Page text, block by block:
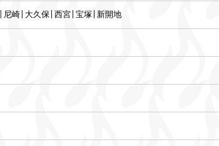
尼崎 大久保 西宮 宝塚 新開地